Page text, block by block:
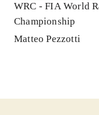
WRC - FIA World
Championship
Matteo Pezzotti